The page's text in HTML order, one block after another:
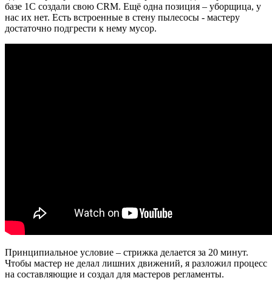
базе 1С создали свою CRM. Ещё одна позиция – уборщица, у
нас их нет. Есть встроенные в стену пылесосы - мастеру
достаточно подгрести к нему мусор.
Принципиальное условие – стрижка делается за 20 минут.
Чтобы мастер не делал лишних движений, я разложил процесс
на составляющие и создал для мастеров регламенты.